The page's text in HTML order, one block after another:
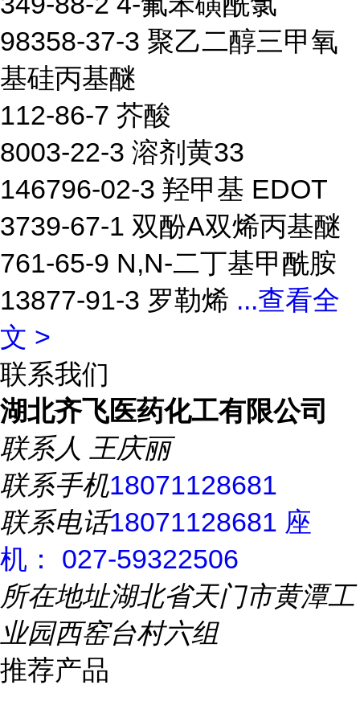
98358-37-3 聚乙二醇三甲氧
基硅丙基醚
112-86-7 芥酸
8003-22-3 溶剂黄33
146796-02-3 羟甲基 EDOT
3739-67-1 双酚A双烯丙基醚
761-65-9 N,N-二丁基甲酰胺
13877-91-3 罗勒烯 ...查看全
文 >
联系我们
湖北齐飞医药化工有限公司
联系人 王庆丽
联系手机18071128681
联系电话18071128681 座
机： 027-59322506
所在地址湖北省天门市黄潭工
业园西窑台村六组
推荐产品